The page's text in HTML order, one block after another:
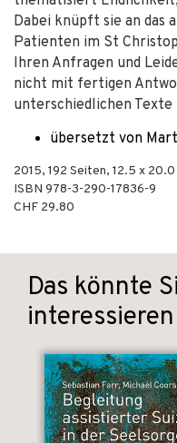
Dabei knüpft sie an das
Patienten im St
Ihren Anfragen und
nicht mit fertigen
unterschiedlichen Texte
übersetzt von
2015, 192 Seiten, 12.5 x 20.0
ISBN 978-3-290-17836-9
CHF 29.80
Das könnte
interessieren